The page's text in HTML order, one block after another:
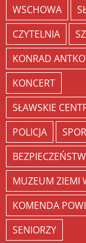
WSCHOWA
CZYTELNIA
KONRAD
KONCERT
SŁAWSKIE
POLICJA
MUZEUM ZIEMI
KOMENDA
SENIORZY